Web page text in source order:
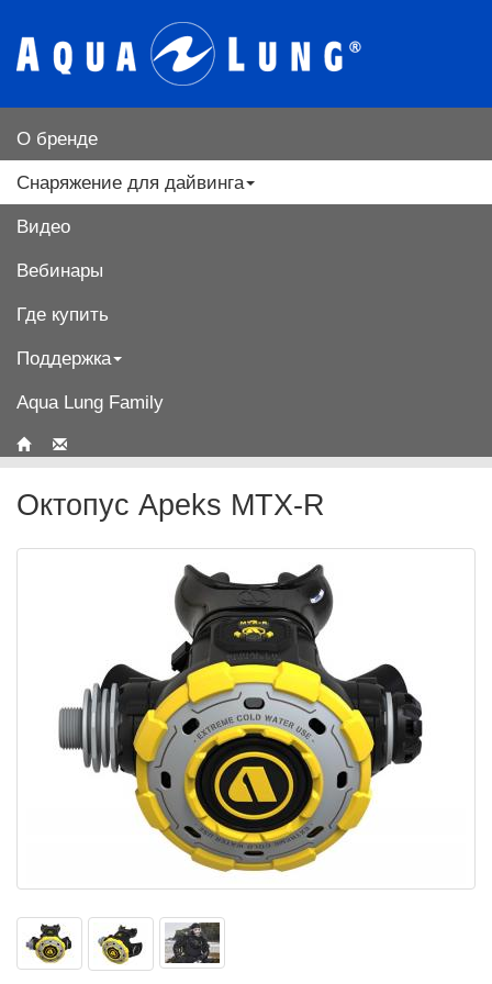
О бренде
Снаряжение для дайвинга
Видео
Вебинары
Где купить
Поддержка
Aqua Lung Family
Октопус Apeks MTX-R